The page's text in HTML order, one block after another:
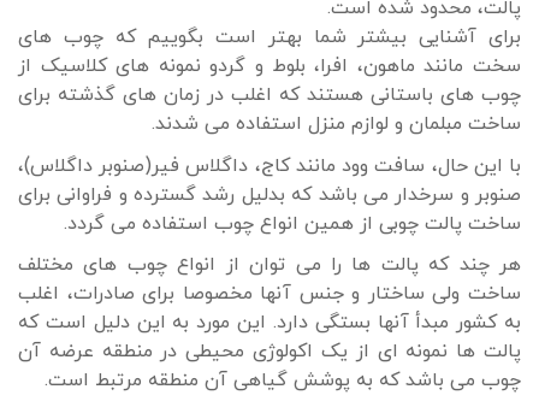
پالت، محدود شده است.
برای آشنایی بیشتر شما بهتر است بگوییم که چوب های
سخت مانند ماهون، افرا، بلوط و گردو نمونه های کلاسیک از
چوب های باستانی هستند که اغلب در زمان های گذشته برای
ساخت مبلمان و لوازم منزل استفاده می شدند.
با این حال، سافت وود مانند کاج، داگلاس فیر(صنوبر داگلاس)،
صنوبر و سرخدار می باشد که بدلیل رشد گسترده و فراوانی برای
ساخت پالت چوبی از همین انواع چوب استفاده می گردد.
هر چند که پالت ها را می توان از انواع چوب های مختلف
ساخت ولی ساختار و جنس آنها مخصوصا برای صادرات، اغلب
به کشور مبدأ آنها بستگی دارد. این مورد به این دلیل است که
پالت ها نمونه ای از یک اکولوژی محیطی در منطقه عرضه آن
چوب می باشد که به پوشش گیاهی آن منطقه مرتبط است.